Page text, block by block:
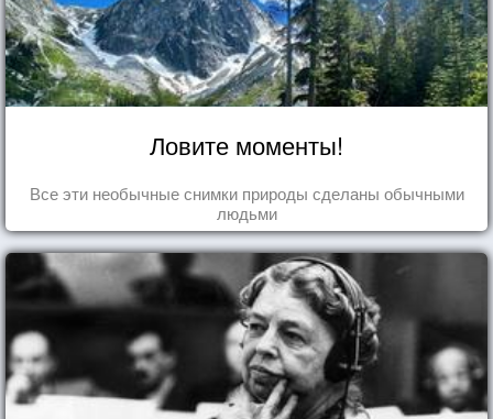
Ловите моменты!
Все эти необычные снимки природы сделаны обычными
людьми